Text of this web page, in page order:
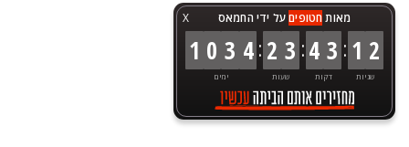
X מאותחטופיםעל ידי החמאס
1 0 3 4
ימים
: 2 3
שעות
:4 3
דקות
: 1 2
שניות